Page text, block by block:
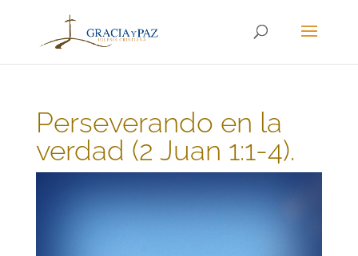
Perseverando en la
verdad (2 Juan 1:1-4).